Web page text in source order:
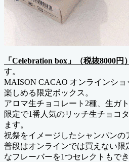
「Celebration box」（税抜8000円）
す。
MAISON CACAO オンラインシ
楽しめる限定ボックス。
アロマ生チョコレート2種、生ガ
限定で1番人気のリッチ生チョコ
ます。
祝祭をイメージしたシャンパンの
普段はオンラインでは買えない限
なフレーバーを1つセレクトもで